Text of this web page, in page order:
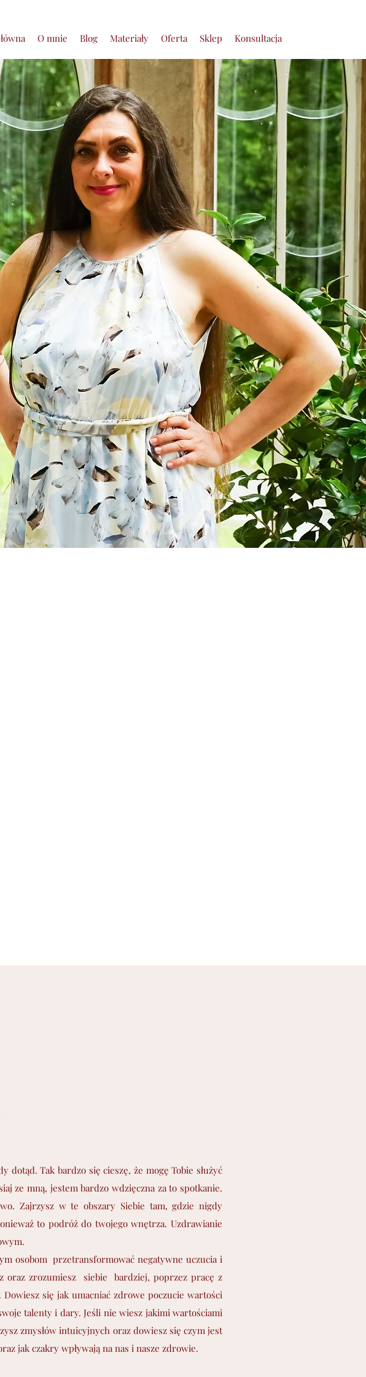
O mnie Blog Materiały Oferta Sklep Konsultacja
dotąd. Tak bardzo się cieszę, że mogę Tobie służyć
ze mną, jestem bardzo wdzięczna za to spotkanie.
Zajrzysz w te obszary Siebie tam, gdzie nigdy
to podróż do twojego wnętrza. Uzdrawianie
osobom przetransformować negatywne uczucia i
oraz zrozumiesz siebie bardziej, poprzez pracę z
się jak umacniać zdrowe poczucie wartości
talenty i dary. Jeśli nie wiesz jakimi wartościami
zmysłów intuicyjnych oraz dowiesz się czym jest
jak czakry wpływają na nas i nasze zdrowie.